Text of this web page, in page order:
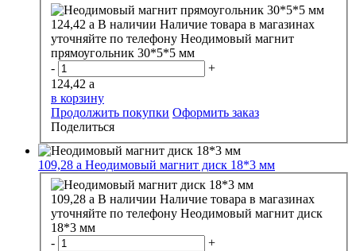
124,42 a В наличии Наличие товара в магазинах
уточняйте по телефону Неодимовый магнит
прямоугольник 30*5*5 мм
-
+
124,42 a
в корзину
Продолжить покупки Оформить заказ
Поделиться
109,28 a Неодимовый магнит диск 18*3 мм
109,28 a В наличии Наличие товара в магазинах
уточняйте по телефону Неодимовый магнит диск
18*3 мм
-
+